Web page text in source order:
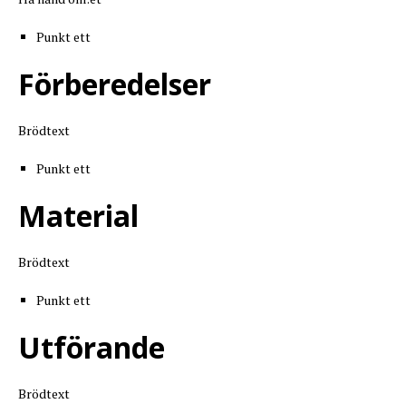
Punkt ett
Förberedelser
Brödtext
Punkt ett
Material
Brödtext
Punkt ett
Utförande
Brödtext